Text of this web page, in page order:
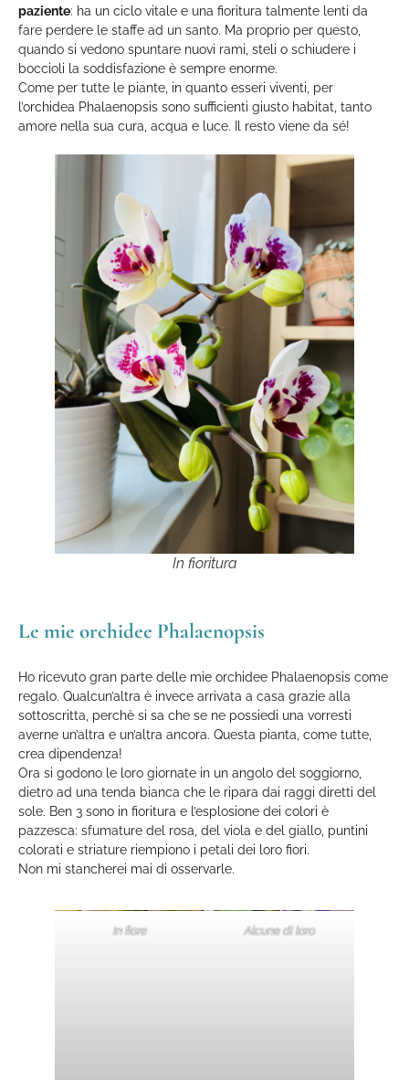
paziente: ha un ciclo vitale e una fioritura talmente lenti da
fare perdere le staffe ad un santo. Ma proprio per questo,
quando si vedono spuntare nuovi rami, steli o schiudere i
boccioli la soddisfazione è sempre enorme.
Come per tutte le piante, in quanto esseri viventi, per
l’orchidea Phalaenopsis sono sufficienti giusto habitat, tanto
amore nella sua cura, acqua e luce. Il resto viene da sé!
In fioritura
Le mie orchidee Phalaenopsis
Ho ricevuto gran parte delle mie orchidee Phalaenopsis come
regalo. Qualcun’altra è invece arrivata a casa grazie alla
sottoscritta, perchè si sa che se ne possiedi una vorresti
averne un’altra e un’altra ancora. Questa pianta, come tutte,
crea dipendenza!
Ora si godono le loro giornate in un angolo del soggiorno,
dietro ad una tenda bianca che le ripara dai raggi diretti del
sole. Ben 3 sono in fioritura e l’esplosione dei colori è
pazzesca: sfumature del rosa, del viola e del giallo, puntini
colorati e striature riempiono i petali dei loro fiori.
Non mi stancherei mai di osservarle.
In fiore Alcune di loro